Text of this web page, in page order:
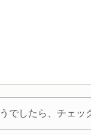
でしたら、チェッ